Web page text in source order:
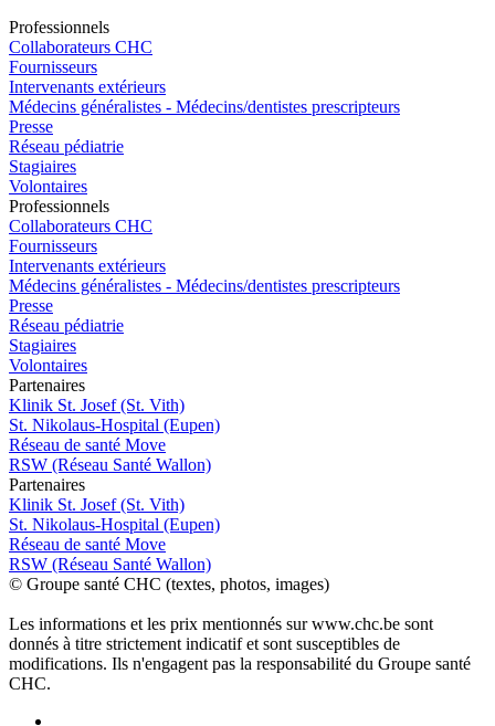
Professionnels
Collaborateurs CHC
Fournisseurs
Intervenants extérieurs
Médecins généralistes - Médecins/dentistes prescripteurs
Presse
Réseau pédiatrie
Stagiaires
Volontaires
Professionnels
Collaborateurs CHC
Fournisseurs
Intervenants extérieurs
Médecins généralistes - Médecins/dentistes prescripteurs
Presse
Réseau pédiatrie
Stagiaires
Volontaires
Partenaires
Klinik St. Josef (St. Vith)
St. Nikolaus-Hospital (Eupen)
Réseau de santé Move
RSW (Réseau Santé Wallon)
Partenaires
Klinik St. Josef (St. Vith)
St. Nikolaus-Hospital (Eupen)
Réseau de santé Move
RSW (Réseau Santé Wallon)
© Groupe santé CHC (textes, photos, images)
Les informations et les prix mentionnés sur www.chc.be sont
donnés à titre strictement indicatif et sont susceptibles de
modifications. Ils n'engagent pas la responsabilité du Groupe santé
CHC.